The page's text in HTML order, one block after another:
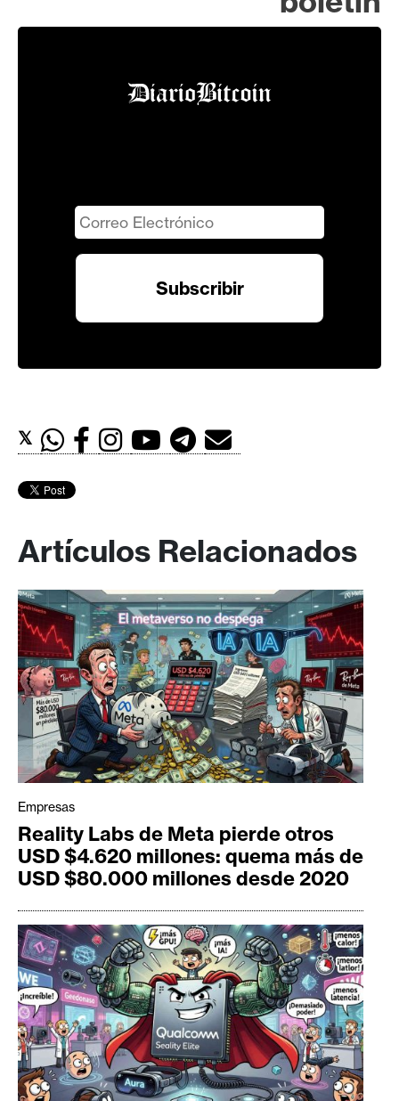
𝕏
Artículos Relacionados
Empresas
Reality Labs de Meta pierde otros
USD $4.620 millones: quema más de
USD $80.000 millones desde 2020